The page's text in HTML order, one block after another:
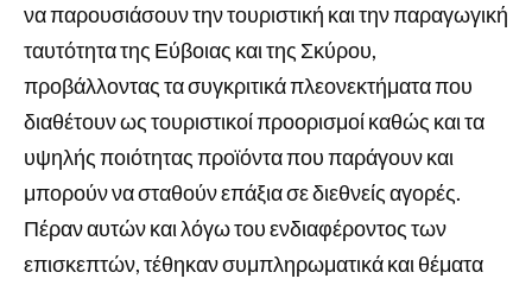
να παρουσιάσουν την τουριστική και την παραγωγική
ταυτότητα της Εύβοιας και της Σκύρου,
προβάλλοντας τα συγκριτικά πλεονεκτήματα που
διαθέτουν ως τουριστικοί προορισμοί καθώς και τα
υψηλής ποιότητας προϊόντα που παράγουν και
μπορούν να σταθούν επάξια σε διεθνείς αγορές.
Πέραν αυτών και λόγω του ενδιαφέροντος των
επισκεπτών, τέθηκαν συμπληρωματικά και θέματα